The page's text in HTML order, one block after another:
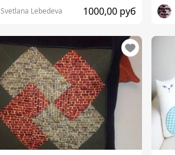
Svetlana Lebedeva 1000,00 руб